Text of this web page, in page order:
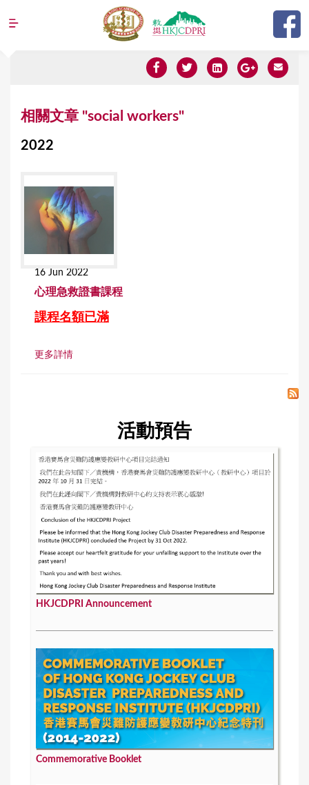
Jump to navigation
相關文章 "social workers"
2022
16 Jun 2022
⼼理急救證書課程
課程名額已滿
更多詳情
活動預告
HKJCDPRI Announcement
Commemorative Booklet